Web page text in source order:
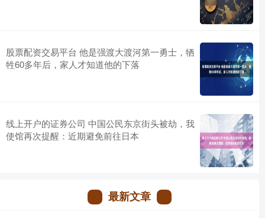
股票配资交易平台 他是强渡大渡河第一勇士，牺
牲60多年后，家人才知道他的下落
线上开户的证券公司 中国公民东京街头被劫，我
使馆再次提醒：近期避免前往日本
最新文章